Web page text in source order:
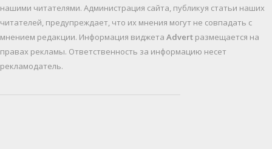
нашими читателями. Администрация сайта, публикуя статьи наших
читателей, предупреждает, что их мнения могут не совпадать с
мнением редакции. Информация виджета Advert размещается на
правах рекламы. Ответственность за информацию несет
рекламодатель.